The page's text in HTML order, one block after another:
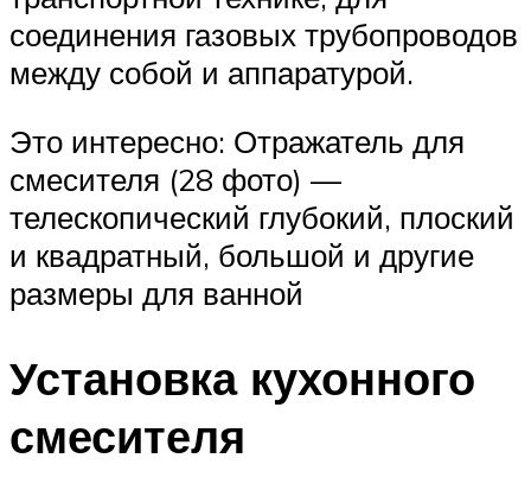
соединения газовых трубопроводов
между собой и аппаратурой.
Это интересно: Отражатель для
смесителя (28 фото) —
телескопический глубокий, плоский
и квадратный, большой и другие
размеры для ванной
Установка кухонного
смесителя